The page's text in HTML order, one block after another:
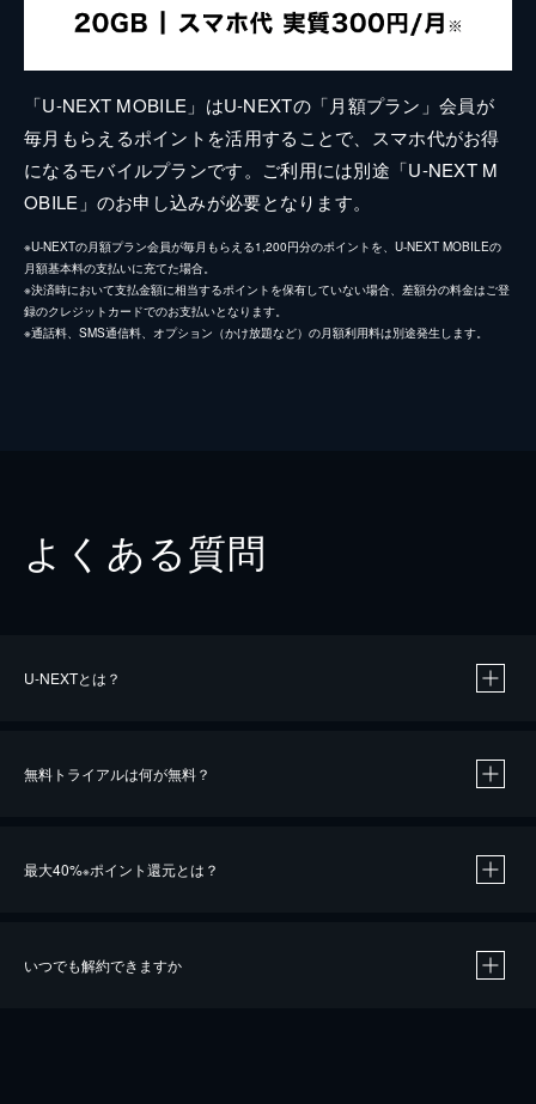
「U-NEXT MOBILE」はU-NEXTの「月額プラン」会員が
毎月もらえるポイントを活用することで、スマホ代がお得
になるモバイルプランです。ご利用には別途「U-NEXT M
OBILE」のお申し込みが必要となります。
※U-NEXTの月額プラン会員が毎月もらえる1,200円分のポイントを、U-NEXT MOBILEの
月額基本料の支払いに充てた場合。
※決済時において支払金額に相当するポイントを保有していない場合、差額分の料金はご登
録のクレジットカードでのお支払いとなります。
※通話料、SMS通信料、オプション（かけ放題など）の月額利用料は別途発生します。
よくある質問
U-NEXTとは？
無料トライアルは何が無料？
最大40%※ポイント還元とは？
いつでも解約できますか